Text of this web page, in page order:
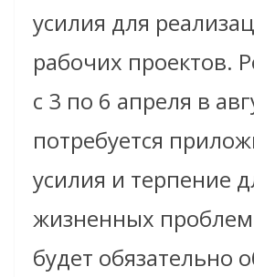
усилия для
рабочих проектов.
с 3 по 6 апреля в
потребуется
усилия и терпение
жизненных
будет обязательно